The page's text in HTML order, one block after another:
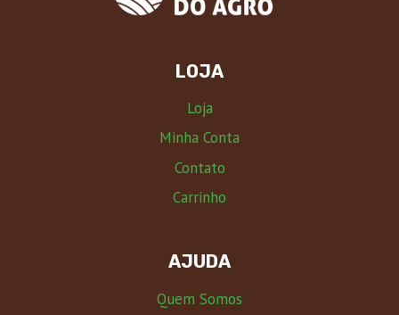
LOJA
Loja
Minha Conta
Contato
Carrinho
AJUDA
Quem Somos